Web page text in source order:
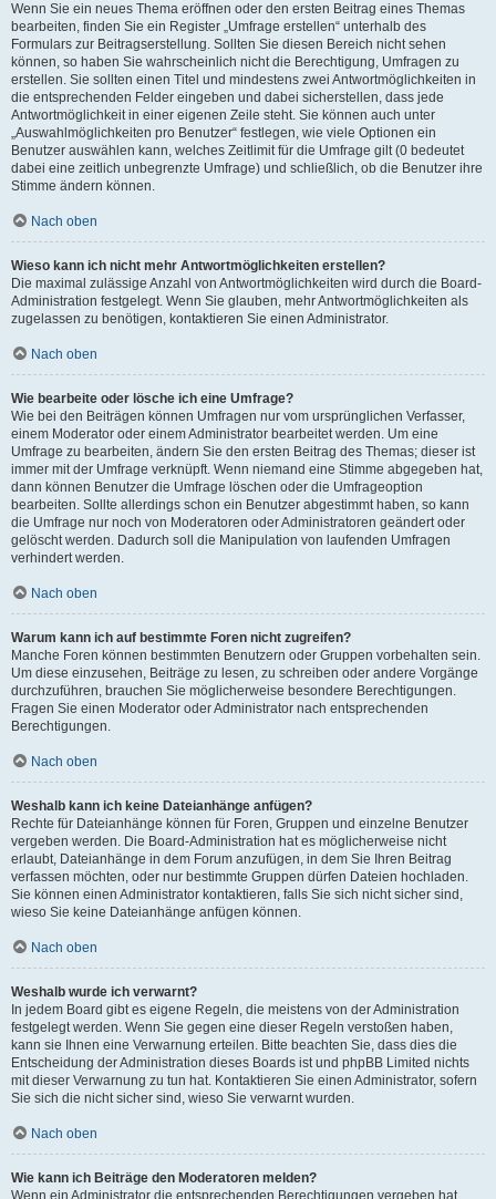
Wenn Sie ein neues Thema eröffnen oder den ersten Beitrag eines Themas
bearbeiten, finden Sie ein Register „Umfrage erstellen“ unterhalb des
Formulars zur Beitragserstellung. Sollten Sie diesen Bereich nicht sehen
können, so haben Sie wahrscheinlich nicht die Berechtigung, Umfragen zu
erstellen. Sie sollten einen Titel und mindestens zwei Antwortmöglichkeiten in
die entsprechenden Felder eingeben und dabei sicherstellen, dass jede
Antwortmöglichkeit in einer eigenen Zeile steht. Sie können auch unter
„Auswahlmöglichkeiten pro Benutzer“ festlegen, wie viele Optionen ein
Benutzer auswählen kann, welches Zeitlimit für die Umfrage gilt (0 bedeutet
dabei eine zeitlich unbegrenzte Umfrage) und schließlich, ob die Benutzer ihre
Stimme ändern können.
Nach oben
Wieso kann ich nicht mehr Antwortmöglichkeiten erstellen?
Die maximal zulässige Anzahl von Antwortmöglichkeiten wird durch die Board-
Administration festgelegt. Wenn Sie glauben, mehr Antwortmöglichkeiten als
zugelassen zu benötigen, kontaktieren Sie einen Administrator.
Nach oben
Wie bearbeite oder lösche ich eine Umfrage?
Wie bei den Beiträgen können Umfragen nur vom ursprünglichen Verfasser,
einem Moderator oder einem Administrator bearbeitet werden. Um eine
Umfrage zu bearbeiten, ändern Sie den ersten Beitrag des Themas; dieser ist
immer mit der Umfrage verknüpft. Wenn niemand eine Stimme abgegeben hat,
dann können Benutzer die Umfrage löschen oder die Umfrageoption
bearbeiten. Sollte allerdings schon ein Benutzer abgestimmt haben, so kann
die Umfrage nur noch von Moderatoren oder Administratoren geändert oder
gelöscht werden. Dadurch soll die Manipulation von laufenden Umfragen
verhindert werden.
Nach oben
Warum kann ich auf bestimmte Foren nicht zugreifen?
Manche Foren können bestimmten Benutzern oder Gruppen vorbehalten sein.
Um diese einzusehen, Beiträge zu lesen, zu schreiben oder andere Vorgänge
durchzuführen, brauchen Sie möglicherweise besondere Berechtigungen.
Fragen Sie einen Moderator oder Administrator nach entsprechenden
Berechtigungen.
Nach oben
Weshalb kann ich keine Dateianhänge anfügen?
Rechte für Dateianhänge können für Foren, Gruppen und einzelne Benutzer
vergeben werden. Die Board-Administration hat es möglicherweise nicht
erlaubt, Dateianhänge in dem Forum anzufügen, in dem Sie Ihren Beitrag
verfassen möchten, oder nur bestimmte Gruppen dürfen Dateien hochladen.
Sie können einen Administrator kontaktieren, falls Sie sich nicht sicher sind,
wieso Sie keine Dateianhänge anfügen können.
Nach oben
Weshalb wurde ich verwarnt?
In jedem Board gibt es eigene Regeln, die meistens von der Administration
festgelegt werden. Wenn Sie gegen eine dieser Regeln verstoßen haben,
kann sie Ihnen eine Verwarnung erteilen. Bitte beachten Sie, dass dies die
Entscheidung der Administration dieses Boards ist und phpBB Limited nichts
mit dieser Verwarnung zu tun hat. Kontaktieren Sie einen Administrator, sofern
Sie sich die nicht sicher sind, wieso Sie verwarnt wurden.
Nach oben
Wie kann ich Beiträge den Moderatoren melden?
Wenn ein Administrator die entsprechenden Berechtigungen vergeben hat,